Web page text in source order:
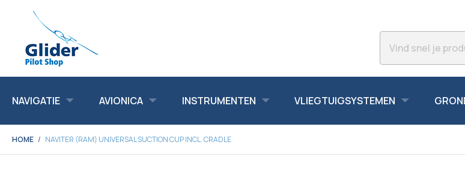
NAVIGATIE AVIONICA INSTRUMENTEN VLIEGTUIGSYSTEMEN
HOME NAVITER (RAM) UNIVERSAL SUCTION CUP INCL. CRADLE